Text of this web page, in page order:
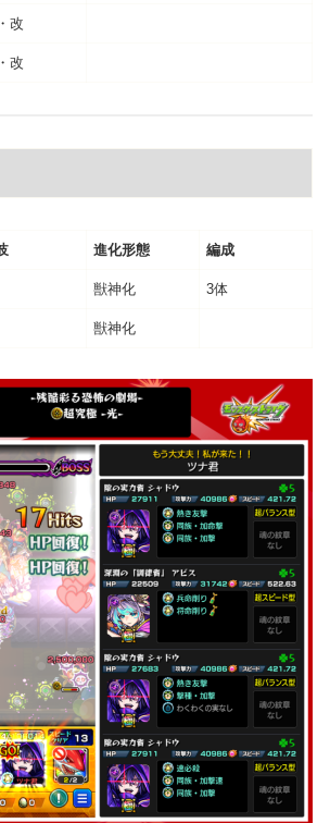
改
改
進化形態 編成
獣神化 3体
獣神化